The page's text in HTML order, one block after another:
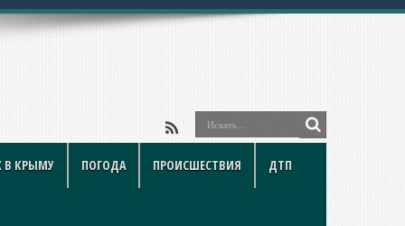
В КРЫМУ ПОГОДА ПРОИСШЕСТВИЯ ДТП